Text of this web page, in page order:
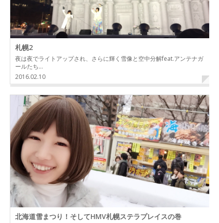
札幌2
夜は夜でライトアップされ、さらに輝く雪像と空中分解feat.アンテナガ
ールたち…
2016.02.10
北海道雪まつり！そしてHMV札幌ステラプレイスの巻